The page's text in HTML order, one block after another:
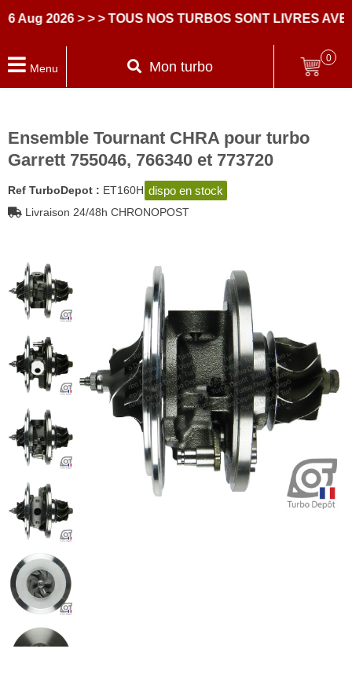
2026 > > > TOUS NOS TURBOS SONT LIVRES AVEC
Menu Mon turbo
0
Ensemble Tournant CHRA pour turbo
Garrett 755046, 766340 et 773720
Ref TurboDepot : ET160H dispo en stock
Livraison 24/48h CHRONOPOST